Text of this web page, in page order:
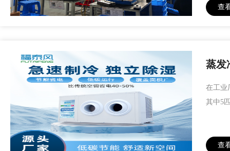
查
蒸发
在工业
其中5
查